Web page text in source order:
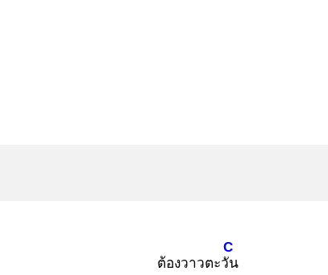
ต้องวาวตะวัน
C